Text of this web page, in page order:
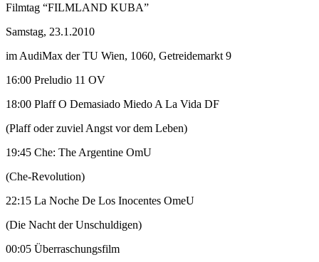
Filmtag “FILMLAND KUBA”
Samstag, 23.1.2010
im AudiMax der TU Wien, 1060, Getreidemarkt 9
16:00 Preludio 11 OV
18:00 Plaff O Demasiado Miedo A La Vida DF
(Plaff oder zuviel Angst vor dem Leben)
19:45 Che: The Argentine OmU
(Che-Revolution)
22:15 La Noche De Los Inocentes OmeU
(Die Nacht der Unschuldigen)
00:05 Überraschungsfilm